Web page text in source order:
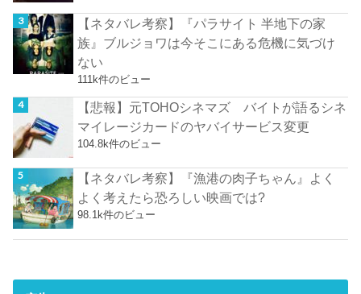
【ネタバレ考察】『パラサイト 半地下の家
族』ブルジョワは今そこにある危機に気づけ
ない
111k件のビュー
【悲報】元TOHOシネマズ バイトが語るシネ
マイレージカードのヤバイサービス変更
104.8k件のビュー
【ネタバレ考察】『漁港の肉子ちゃん』よく
よく考えたら恐ろしい映画では?
98.1k件のビュー